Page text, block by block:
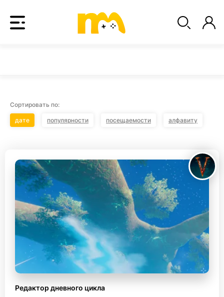
Сортировать по:
дате популярности посещаемости алфавиту
Редактор дневного цикла